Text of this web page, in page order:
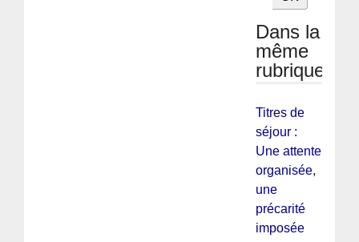
Dans la
même
rubrique
Titres de
séjour :
Une attente
organisée,
une
précarité
imposée